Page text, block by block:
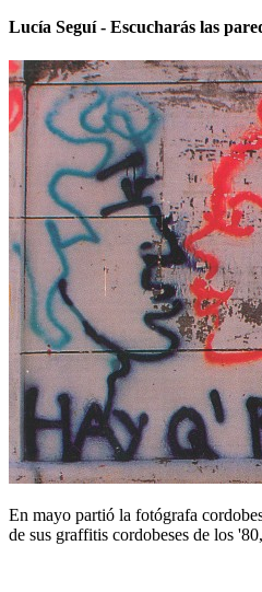
Lucía Seguí - Escucharás las
En mayo partió la fotógrafa
de sus graffitis cordobeses de los